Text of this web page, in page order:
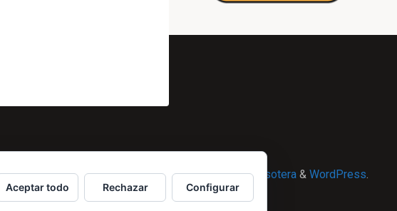
Powered by Esotera & WordPress.
Aceptar todo Rechazar Configurar